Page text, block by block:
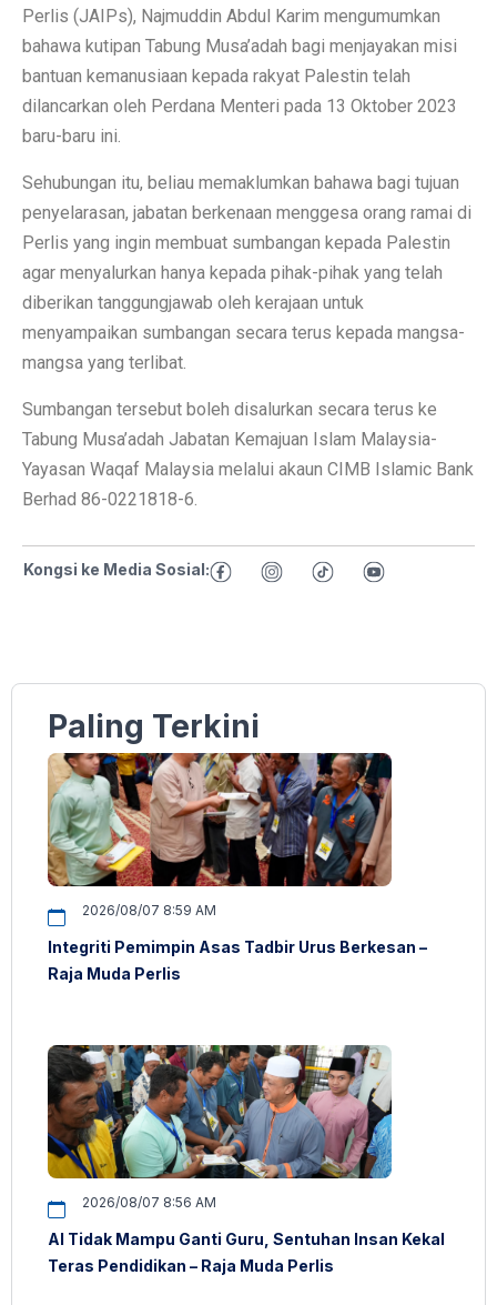
Perlis (JAIPs), Najmuddin Abdul Karim mengumumkan
bahawa kutipan Tabung Musa’adah bagi menjayakan misi
bantuan kemanusiaan kepada rakyat Palestin telah
dilancarkan oleh Perdana Menteri pada 13 Oktober 2023
baru-baru ini.
Sehubungan itu, beliau memaklumkan bahawa bagi tujuan
penyelarasan, jabatan berkenaan menggesa orang ramai di
Perlis yang ingin membuat sumbangan kepada Palestin
agar menyalurkan hanya kepada pihak-pihak yang telah
diberikan tanggungjawab oleh kerajaan untuk
menyampaikan sumbangan secara terus kepada mangsa-
mangsa yang terlibat.
Sumbangan tersebut boleh disalurkan secara terus ke
Tabung Musa’adah Jabatan Kemajuan Islam Malaysia-
Yayasan Waqaf Malaysia melalui akaun CIMB Islamic Bank
Berhad 86-0221818-6.
Kongsi ke Media Sosial:
Paling Terkini
2026/08/07 8:59 AM
Integriti Pemimpin Asas Tadbir Urus Berkesan –
Raja Muda Perlis
2026/08/07 8:56 AM
AI Tidak Mampu Ganti Guru, Sentuhan Insan Kekal
Teras Pendidikan – Raja Muda Perlis